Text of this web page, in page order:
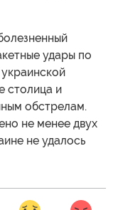
удары по
столица и
обстрелам.
не менее двух
не удалось